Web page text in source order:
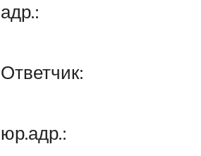
адр.:
Ответчик:
юр.адр.: